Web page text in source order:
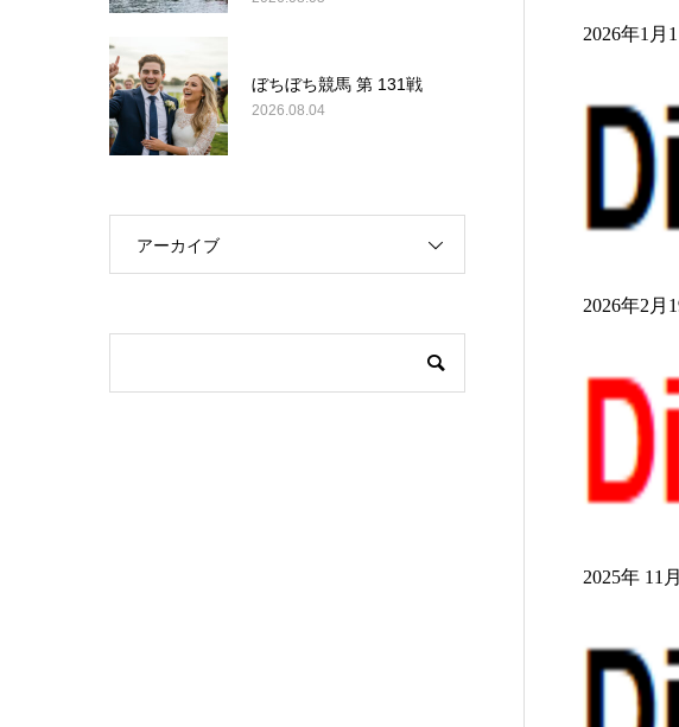
2026年1月
2026年2月
2025年 11
ぼちぼち競馬 第 131戦
2026.08.04
アーカイブ